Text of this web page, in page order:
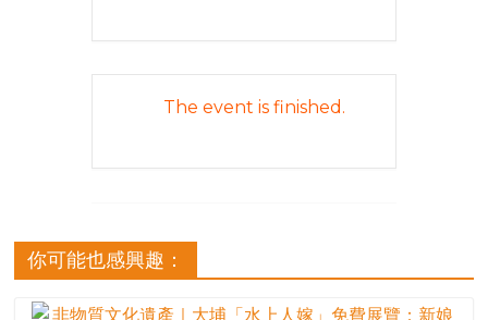
The event is finished.
你可能也感興趣：